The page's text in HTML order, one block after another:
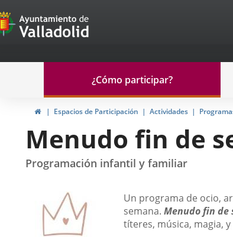
Portal
de
Participación
navegación
Participación
¿Cómo participar?
InicioEspacios de Participación Actividades
Menudo fin de
Programación infantil y familiar
Descripción
Un programa de ocio,
semana. Menudo fin de
títeres, música, magia,